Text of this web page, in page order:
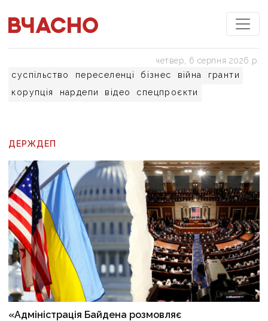
суспільство переселенці бізнес війна
гранти
корупція
нардепи відео спецпроєкти
четвер, 6 серпня 2026 р.
ДЕРЖДЕП
«Адміністрація Байдена розмовляє